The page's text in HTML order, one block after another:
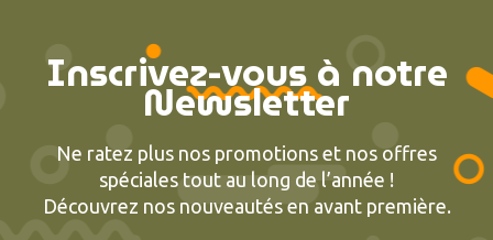
Inscrivez-vous à notre
Newsletter
Ne ratez plus nos promotions et nos offres
spéciales tout au long de l’année !
Découvrez nos nouveautés en avant première.